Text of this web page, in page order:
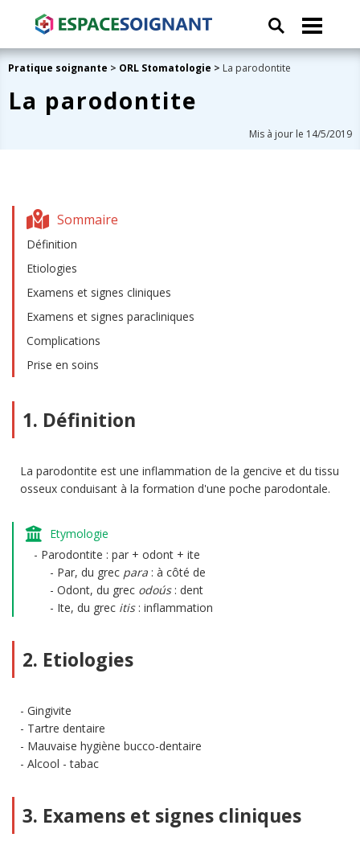
Pratique soignante > ORL Stomatologie > La parodontite
La parodontite
Mis à jour le 14/5/2019
Sommaire
Définition
Etiologies
Examens et signes cliniques
Examens et signes paracliniques
Complications
Prise en soins
1. Définition
La parodontite est une inflammation de la gencive et du tissu
osseux conduisant à la formation d'une poche parodontale.
Etymologie
Parodontite : par + odont + ite
Par, du grec para : à côté de
Odont, du grec odoús: dent
Ite, du grec itis: inflammation
2. Etiologies
Gingivite
Tartre dentaire
Mauvaise hygiène bucco-dentaire
Alcool - tabac
3. Examens et signes cliniques